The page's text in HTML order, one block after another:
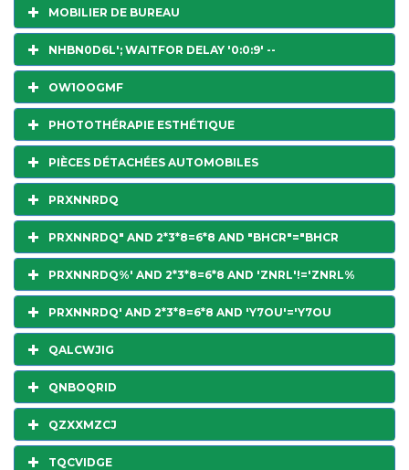
MOBILIER DE BUREAU
NHBN0D6L'; WAITFOR DELAY '0:0:9' --
OW1OOGMF
PHOTOTHÉRAPIE ESTHÉTIQUE
PIÈCES DÉTACHÉES AUTOMOBILES
PRXNNRDQ
PRXNNRDQ" AND 2*3*8=6*8 AND "BHCR"="BHCR
PRXNNRDQ%' AND 2*3*8=6*8 AND 'ZNRL'!='ZNRL%
PRXNNRDQ' AND 2*3*8=6*8 AND 'Y7OU'='Y7OU
QALCWJIG
QNBOQRID
QZXXMZCJ
TQCVIDGE